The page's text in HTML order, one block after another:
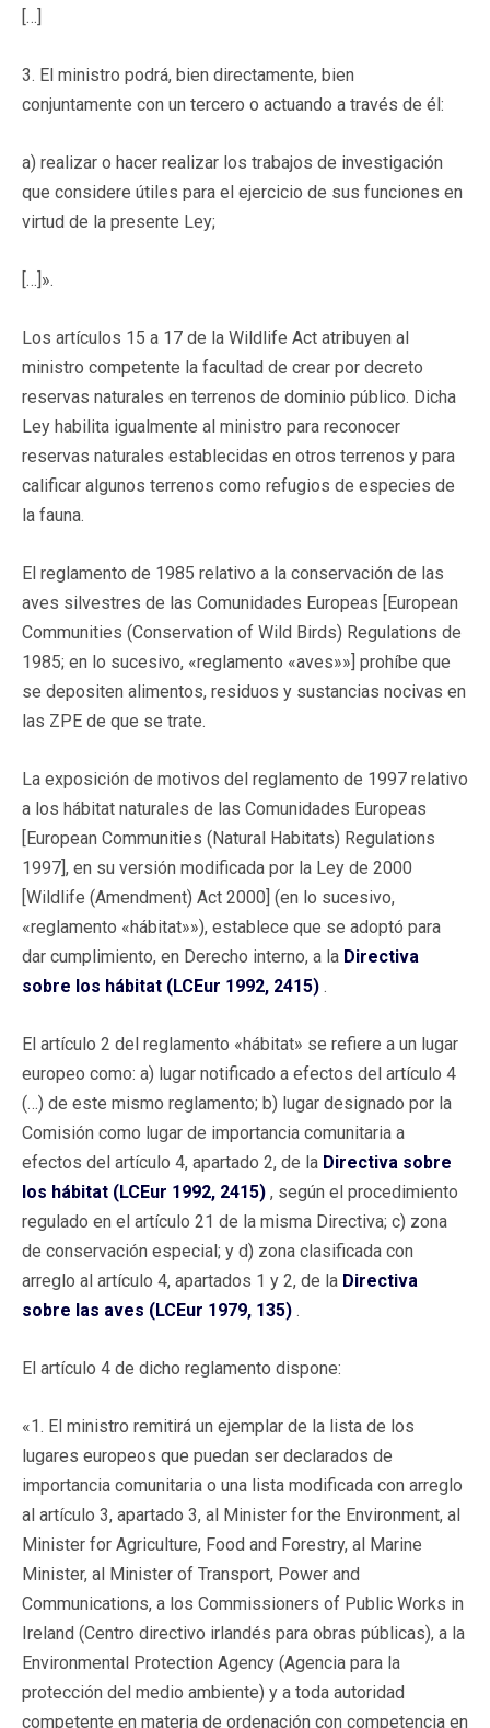
[…]
3. El ministro podrá, bien directamente, bien
conjuntamente con un tercero o actuando a través de él:
a) realizar o hacer realizar los trabajos de investigación
que considere útiles para el ejercicio de sus funciones en
virtud de la presente Ley;
[…]».
Los artículos 15 a 17 de la Wildlife Act atribuyen al
ministro competente la facultad de crear por decreto
reservas naturales en terrenos de dominio público. Dicha
Ley habilita igualmente al ministro para reconocer
reservas naturales establecidas en otros terrenos y para
calificar algunos terrenos como refugios de especies de
la fauna.
El reglamento de 1985 relativo a la conservación de las
aves silvestres de las Comunidades Europeas [European
Communities (Conservation of Wild Birds) Regulations de
1985; en lo sucesivo, «reglamento «aves»»] prohíbe que
se depositen alimentos, residuos y sustancias nocivas en
las ZPE de que se trate.
La exposición de motivos del reglamento de 1997 relativo
a los hábitat naturales de las Comunidades Europeas
[European Communities (Natural Habitats) Regulations
1997], en su versión modificada por la Ley de 2000
[Wildlife (Amendment) Act 2000] (en lo sucesivo,
«reglamento «hábitat»»), establece que se adoptó para
dar cumplimiento, en Derecho interno, a la Directiva
sobre los hábitat (LCEur 1992, 2415) .
El artículo 2 del reglamento «hábitat» se refiere a un lugar
europeo como: a) lugar notificado a efectos del artículo 4
(…) de este mismo reglamento; b) lugar designado por la
Comisión como lugar de importancia comunitaria a
efectos del artículo 4, apartado 2, de la Directiva sobre
los hábitat (LCEur 1992, 2415) , según el procedimiento
regulado en el artículo 21 de la misma Directiva; c) zona
de conservación especial; y d) zona clasificada con
arreglo al artículo 4, apartados 1 y 2, de la Directiva
sobre las aves (LCEur 1979, 135) .
El artículo 4 de dicho reglamento dispone:
«1. El ministro remitirá un ejemplar de la lista de los
lugares europeos que puedan ser declarados de
importancia comunitaria o una lista modificada con arreglo
al artículo 3, apartado 3, al Minister for the Environment, al
Minister for Agriculture, Food and Forestry, al Marine
Minister, al Minister of Transport, Power and
Communications, a los Commissioners of Public Works in
Ireland (Centro directivo irlandés para obras públicas), a la
Environmental Protection Agency (Agencia para la
protección del medio ambiente) y a toda autoridad
competente en materia de ordenación con competencia en